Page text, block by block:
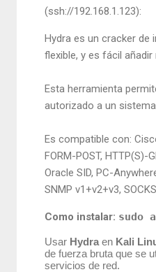
(ssh://192.168.1.123):
Hydra es un cracker
flexible, y es fácil
Esta herramienta
autorizado a un
Es compatible con:
FORM-POST, HTTP(S)-
Oracle SID, PC-
SNMP v1+v2+v3,
Como instalar: sudo
Usar Hydra en Kali
de fuerza bruta que se
servicios de red.